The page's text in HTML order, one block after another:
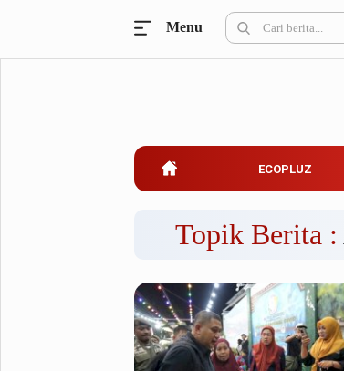
Belanja
Kuliner
Pemilu
Partai Politik
Pilpres
Menu
ECOPLUZ
Topik Berita :